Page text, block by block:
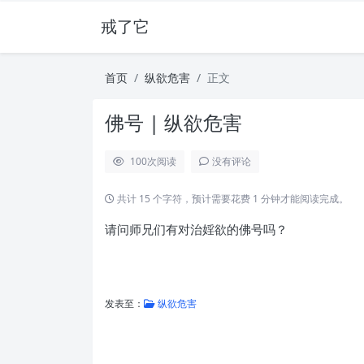
戒了它
首页 纵欲危害 正文
佛号 | 纵欲危害
100次阅读 没有评论
共计 15 个字符，预计需要花费 1 分钟才能阅读完成。
请问师兄们有对治婬欲的佛号吗？
发表至： 纵欲危害